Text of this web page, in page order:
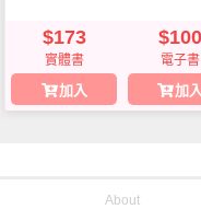
$173
實體書
加入
$100
電子書
加入
About